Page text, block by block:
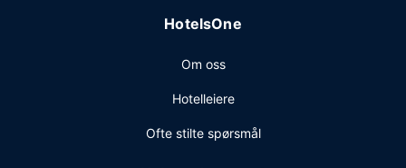
HotelsOne
Om oss
Hotelleiere
Ofte stilte spørsmål